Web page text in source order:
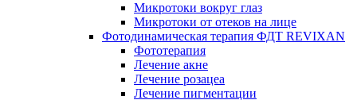
Микротоки вокруг глаз
Микротоки от отеков на лице
Фотодинамическая терапия ФДТ REVIXAN
Фототерапия
Лечение акне
Лечение розацеа
Лечение пигментации